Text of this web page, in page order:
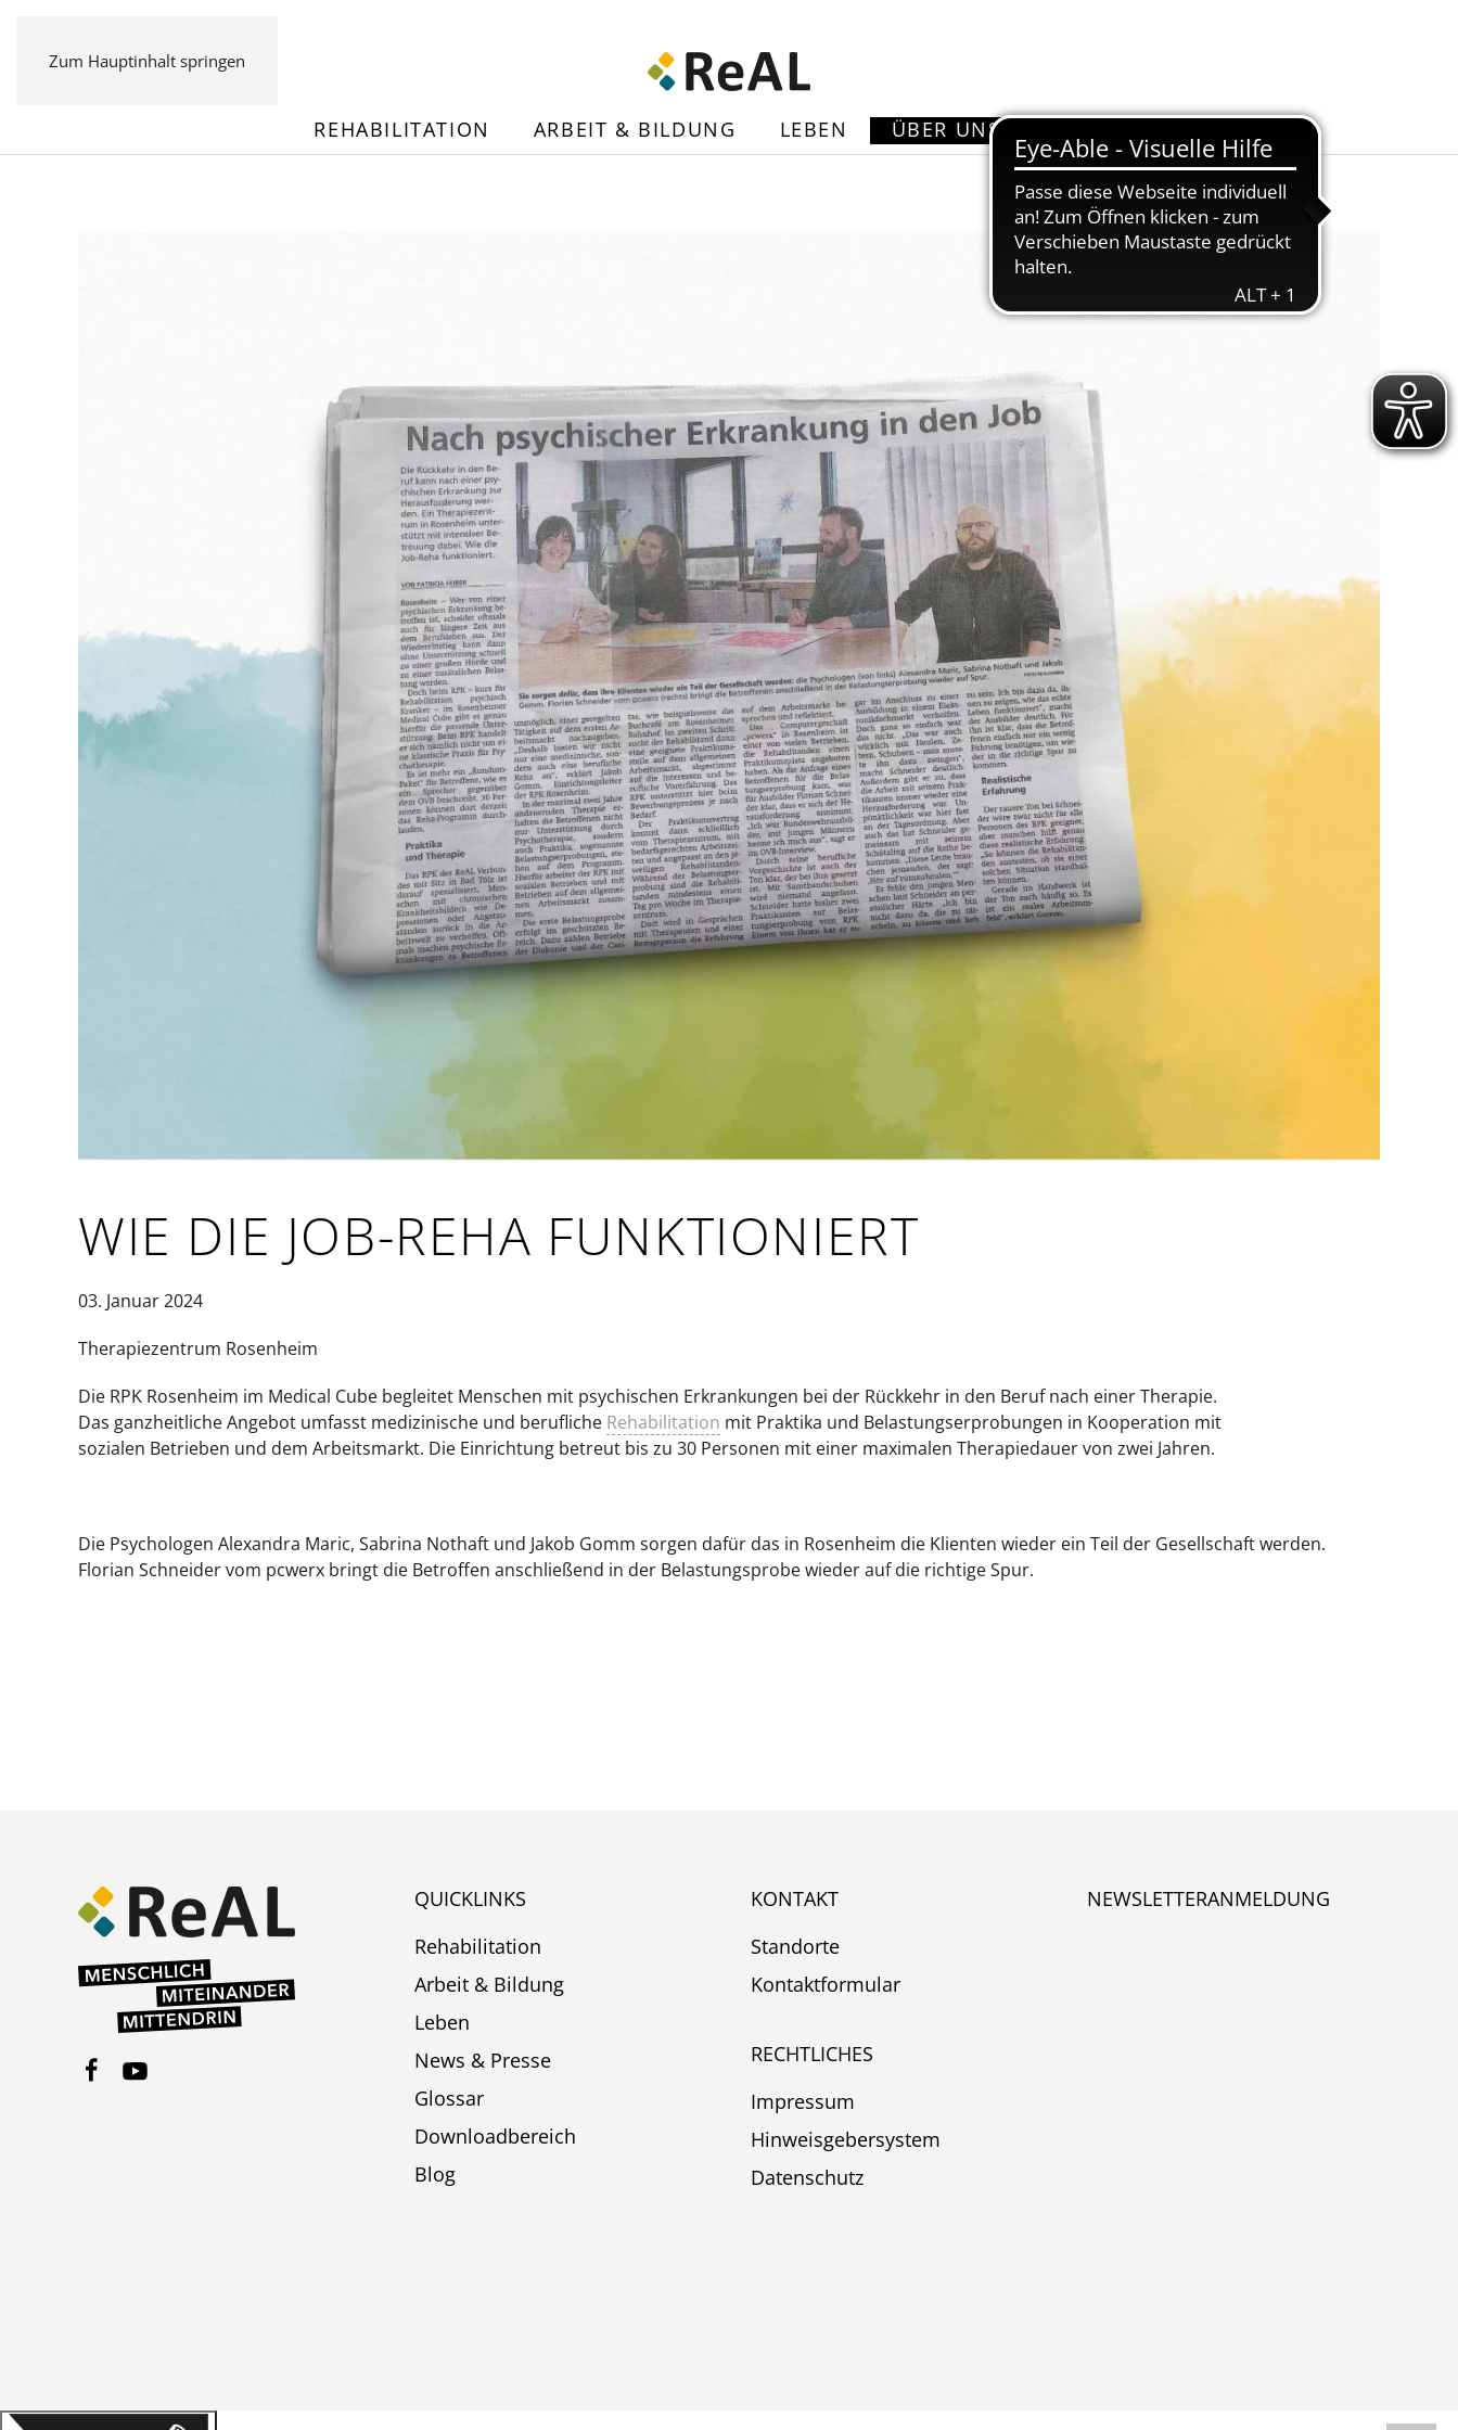
Zum Hauptinhalt springen
REHABILITATION ARBEIT & BILDUNG LEBEN ÜBER UNS
WIE DIE JOB-REHA FUNKTIONIERT
03. Januar 2024
Therapiezentrum Rosenheim
Die RPK Rosenheim im Medical Cube begleitet Menschen mit psychischen Erkrankungen bei der Rückkehr in den Beruf nach einer Therapie.
Das ganzheitliche Angebot umfasst medizinische und berufliche Rehabilitation mit Praktika und Belastungserprobungen in Kooperation mit
sozialen Betrieben und dem Arbeitsmarkt. Die Einrichtung betreut bis zu 30 Personen mit einer maximalen Therapiedauer von zwei Jahren.
Die Psychologen Alexandra Maric, Sabrina Nothaft und Jakob Gomm sorgen dafür das in Rosenheim die Klienten wieder ein Teil der Gesellschaft werden.
Florian Schneider vom pcwerx bringt die Betroffen anschließend in der Belastungsprobe wieder auf die richtige Spur.
QUICKLINKS
Rehabilitation
Arbeit & Bildung
Leben
News & Presse
Glossar
Downloadbereich
Blog
KONTAKT
Standorte
Kontaktformular
RECHTLICHES
Impressum
Hinweisgebersystem
Datenschutz
NEWSLETTERANMELDUNG